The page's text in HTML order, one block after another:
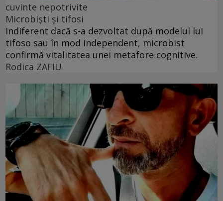
cuvinte nepotrivite
Microbiști și tifosi
Indiferent dacă s-a dezvoltat după modelul lui
tifoso sau în mod independent, microbist
confirmă vitalitatea unei metafore cognitive.
Rodica ZAFIU